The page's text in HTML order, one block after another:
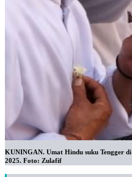
KUNINGAN. Umat Hindu suku Tengger
2025. Foto: Zulafif